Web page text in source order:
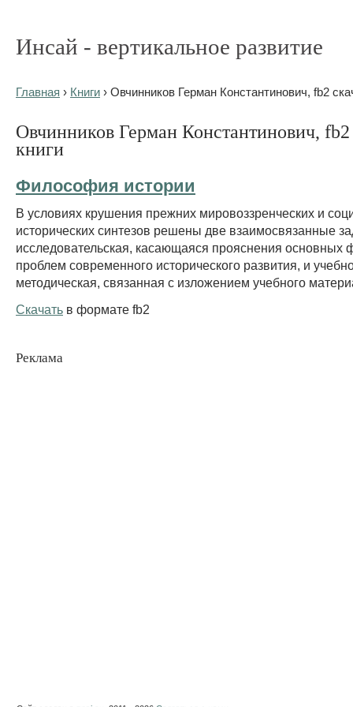
Инсай - вертикальное развитие
Главная › Книги › Овчинников Герман Константинович, fb2
Овчинников Герман Константинович, fb2
книги
Философия истории
В условиях крушения прежних мировоззренческих и
исторических синтезов решены две взаимосвязанные
исследовательская, касающаяся прояснения основных
проблем современного исторического развития, и
методическая, связанная с изложением учебного
Скачать в формате fb2
Реклама